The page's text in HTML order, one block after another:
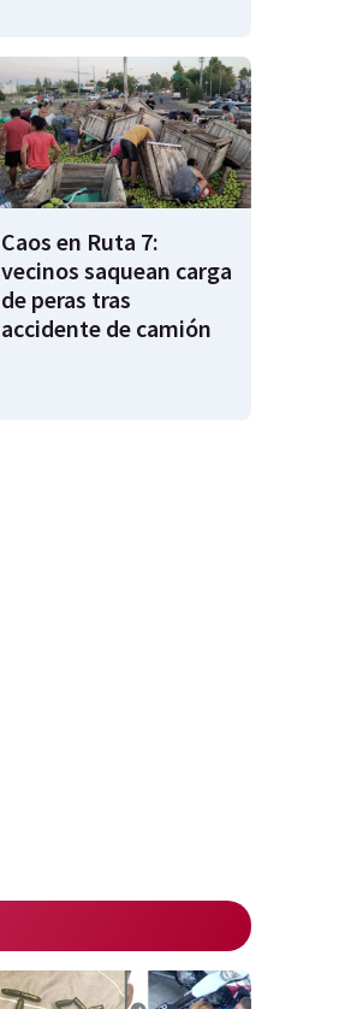
Caos en Ruta 7:
vecinos saquean carga
de peras tras
accidente de camión